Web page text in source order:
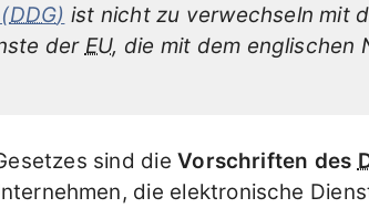
DDG) ist nicht zu verwechseln mit
der EU, die mit dem englischen
sind die Vorschriften des
die elektronische